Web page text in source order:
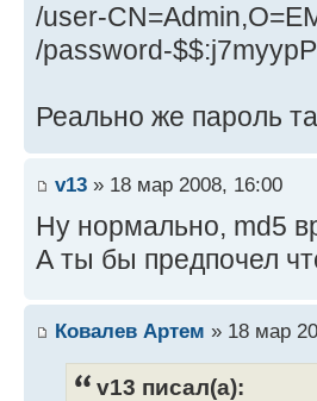
/user-
/password-
Реально же пароль
v13 » 18 мар 2008, 16:00
Ну нормально, md5
А ты бы предпочел
Ковалев Артем » 18 мар
v13 писал(а):